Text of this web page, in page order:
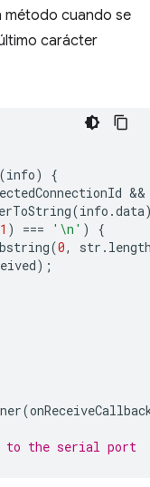
método cuando se
carácter
(info)
{
(info .data
1 ) === '\n' )
{
(0, str .
);
(
to the serial port